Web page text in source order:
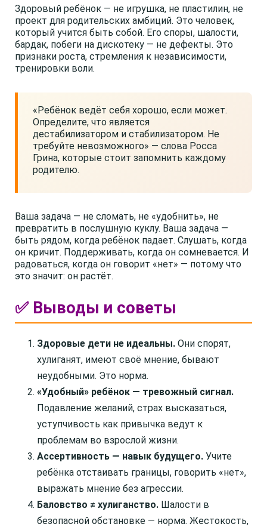
Здоровый ребёнок — не игрушка, не пластилин, не
проект для родительских амбиций. Это человек,
который учится быть собой. Его споры, шалости,
бардак, побеги на дискотеку — не дефекты. Это
признаки роста, стремления к независимости,
тренировки воли.
«Ребёнок ведёт себя хорошо, если может.
Определите, что является
дестабилизатором и стабилизатором. Не
требуйте невозможного» — слова Росса
Грина, которые стоит запомнить каждому
родителю.
Ваша задача — не сломать, не «удобнить», не
превратить в послушную куклу. Ваша задача —
быть рядом, когда ребёнок падает. Слушать, когда
он кричит. Поддерживать, когда он сомневается. И
радоваться, когда он говорит «нет» — потому что
это значит: он растёт.
✅ Выводы и советы
Здоровые дети не идеальны. Они спорят,
хулиганят, имеют своё мнение, бывают
неудобными. Это норма.
«Удобный» ребёнок — тревожный сигнал.
Подавление желаний, страх высказаться,
уступчивость как привычка ведут к
проблемам во взрослой жизни.
Ассертивность — навык будущего. Учите
ребёнка отстаивать границы, говорить «нет»,
выражать мнение без агрессии.
Баловство ≠ хулиганство. Шалости в
безопасной обстановке — норма. Жестокость,